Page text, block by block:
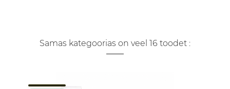
Samas kategoorias on veel 16 toodet :